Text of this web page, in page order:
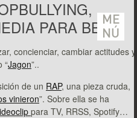
ME
NÚ
PARA BBK.
concienciar, cambiar actitudes y
“Jagon”..
de un RAP, una pieza cruda,
vinieron”. Sobre ella se ha
para TV, RRSS, Spotify…